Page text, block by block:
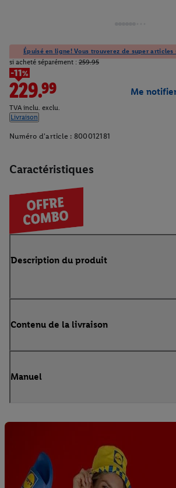
Caractéristiques
Épuisé en ligne! Vous trouverez de super articles
si acheté séparément : 259.95
-11%
229.99
TVA inclu. exclu.
Livraison
Me
Numéro d'article : 800012181
Description du produit
Contenu de la livraison
Manuel